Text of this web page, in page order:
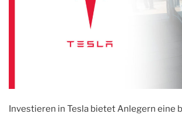
Investieren in Tesla bietet Anlegern eine